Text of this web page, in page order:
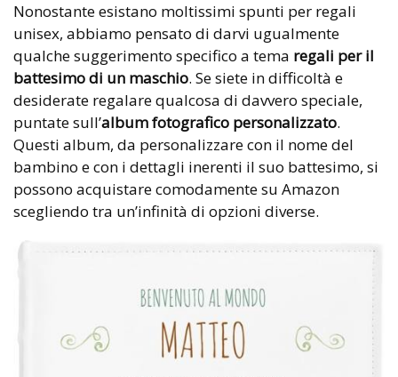
Nonostante esistano moltissimi spunti per regali
unisex, abbiamo pensato di darvi ugualmente
qualche suggerimento specifico a tema regali per il
battesimo di un maschio. Se siete in difficoltà e
desiderate regalare qualcosa di davvero speciale,
puntate sull’album fotografico personalizzato.
Questi album, da personalizzare con il nome del
bambino e con i dettagli inerenti il suo battesimo, si
possono acquistare comodamente su Amazon
scegliendo tra un’infinità di opzioni diverse.